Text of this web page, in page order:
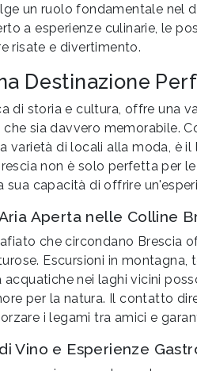
un ruolo fondamentale nel
a esperienze culinarie, le
risate e divertimento.
Destinazione
di storia e cultura, offre una
sia davvero memorabile.
varietà di locali alla moda, è
non è solo perfetta per
sua capacità di offrire
Aperta nelle Colline
che circondano Brescia
Escursioni in
nei laghi vicini
per la natura. Il contatto
i legami tra amici e
Vino e Esperienze